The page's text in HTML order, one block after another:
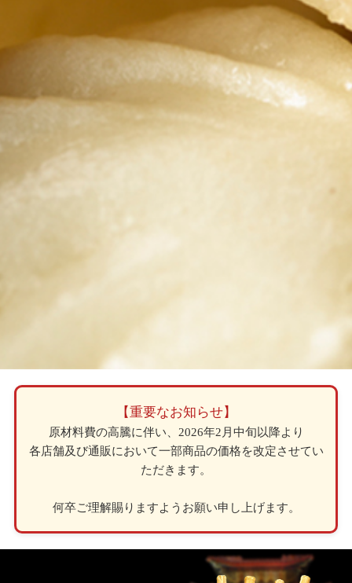
【重要なお知らせ】
原材料費の高騰に伴い、2026年2月中旬以降より
各店舗及び通販において一部商品の価格を改定させてい
ただきます。
何卒ご理解賜りますようお願い申し上げます。